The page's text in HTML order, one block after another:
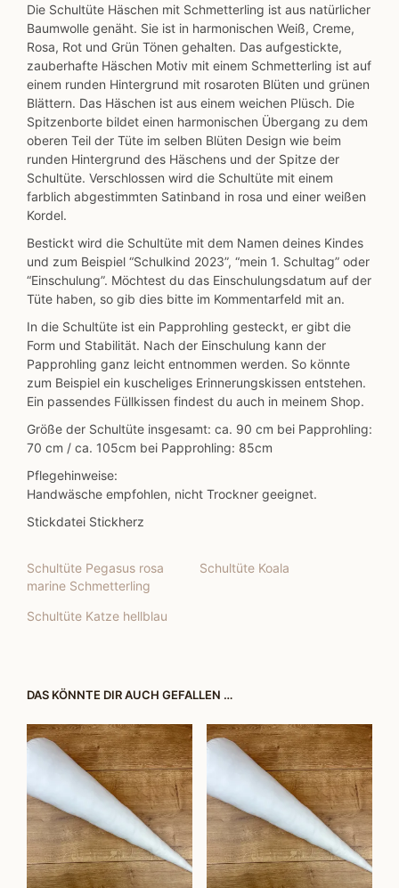
Die Schultüte Häschen mit Schmetterling ist aus natürlicher
Baumwolle genäht. Sie ist in harmonischen Weiß, Creme,
Rosa, Rot und Grün Tönen gehalten. Das aufgestickte,
zauberhafte Häschen Motiv mit einem Schmetterling ist auf
einem runden Hintergrund mit rosaroten Blüten und grünen
Blättern. Das Häschen ist aus einem weichen Plüsch. Die
Spitzenborte bildet einen harmonischen Übergang zu dem
oberen Teil der Tüte im selben Blüten Design wie beim
runden Hintergrund des Häschens und der Spitze der
Schultüte. Verschlossen wird die Schultüte mit einem
farblich abgestimmten Satinband in rosa und einer weißen
Kordel.
Bestickt wird die Schultüte mit dem Namen deines Kindes
und zum Beispiel “Schulkind 2023”, “mein 1. Schultag” oder
“Einschulung”. Möchtest du das Einschulungsdatum auf der
Tüte haben, so gib dies bitte im Kommentarfeld mit an.
In die Schultüte ist ein Papprohling gesteckt, er gibt die
Form und Stabilität. Nach der Einschulung kann der
Papprohling ganz leicht entnommen werden. So könnte
zum Beispiel ein kuscheliges Erinnerungskissen entstehen.
Ein passendes Füllkissen findest du auch in meinem Shop.
Größe der Schultüte insgesamt: ca. 90 cm bei Papprohling:
70 cm / ca. 105cm bei Papprohling: 85cm
Pflegehinweise:
Handwäsche empfohlen, nicht Trockner geeignet.
Stickdatei Stickherz
Schultüte Pegasus rosa
marine Schmetterling
Schultüte Koala
Schultüte Katze hellblau
DAS KÖNNTE DIR AUCH GEFALLEN …